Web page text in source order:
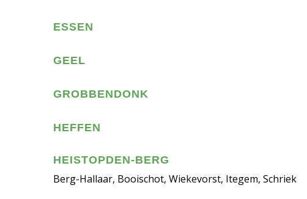
ESSEN
GEEL
GROBBENDONK
HEFFEN
HEISTOPDEN-BERG
Berg-Hallaar, Booischot, Wiekevorst, Itegem, Schriek